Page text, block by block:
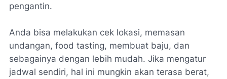
pengantin.
Anda bisa melakukan cek lokasi, memasan
undangan, food tasting, membuat baju, dan
sebagainya dengan lebih mudah. Jika mengatur
jadwal sendiri, hal ini mungkin akan terasa berat,